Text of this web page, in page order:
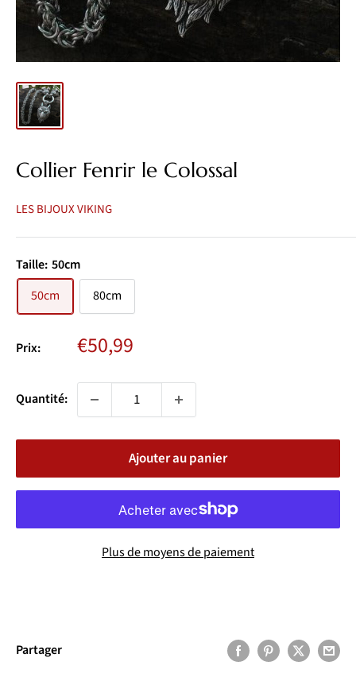
Collier Fenrir le Colossal
LES BIJOUX VIKING
Taille: 50cm
50cm
80cm
Prix: Prix
réduit
€50,99
Quantité:
Ajouter au panier
Plus de moyens de paiement
Partager